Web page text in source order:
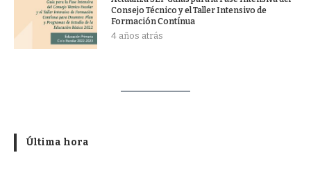
Consejo Técnico y el Taller Intensivo de
Formación Contínua
4 años atrás
Última hora